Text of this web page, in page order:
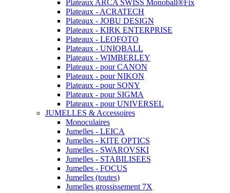
Plateaux ARCA SWISS Monoball®Fix
Plateaux - ACRATECH
Plateaux - JOBU DESIGN
Plateaux - KIRK ENTERPRISE
Plateaux - LEOFOTO
Plateaux - UNIQBALL
Plateaux - WIMBERLEY
Plateaux - pour CANON
Plateaux - pour NIKON
Plateaux - pour SONY
Plateaux - pour SIGMA
Plateaux - pour UNIVERSEL
JUMELLES & Accessoires
Monoculaires
Jumelles - LEICA
Jumelles - KITE OPTICS
Jumelles - SWAROVSKI
Jumelles - STABILISEES
Jumelles - FOCUS
Jumelles (toutes)
Jumelles grossissement 7X